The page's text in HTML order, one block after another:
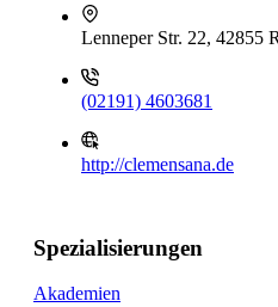
Lenneper Str. 22, 42855
(02191) 4603681
http://clemensana.de
Spezialisierungen
Akademien